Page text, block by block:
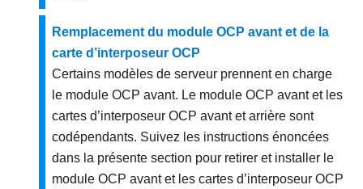
Remplacement du module OCP avant et de la
carte d’interposeur OCP
Certains modèles de serveur prennent en charge
le module OCP avant. Le module OCP avant et les
cartes d’interposeur OCP avant et arrière sont
codépendants. Suivez les instructions énoncées
dans la présente section pour retirer et installer le
module OCP avant et les cartes d’interposeur OCP